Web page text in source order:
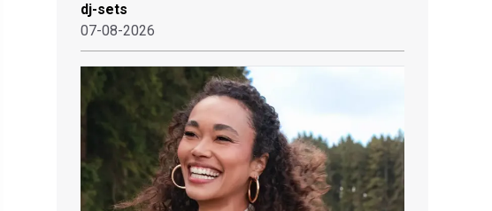
dj-sets
07-08-2026